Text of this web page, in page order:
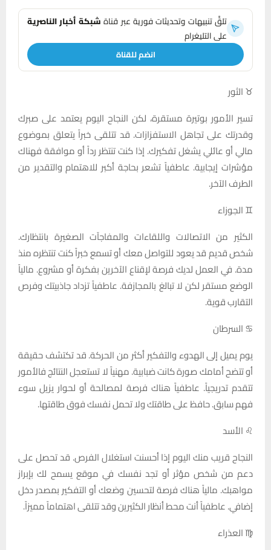
تلقَّ تنبيهات وتحديثات فورية عبر قناةشبكة أخبار الناصرية
على التليغرام
انضم للقناة
♉ الثور
تسير الأمور بوتيرة مستقرة، لكن النجاح اليوم يعتمد على صبرك
وقدرتك على تجاهل الاستفزازات. قد تتلقى خبراً يتعلق بموضوع
مالي أو عائلي يشغل تفكيرك. إذا كنت تنتظر رداً أو موافقة فهناك
مؤشرات إيجابية. عاطفياً تشعر بحاجة أكبر للاهتمام والتقدير من
الطرف الآخر.
♊ الجوزاء
الكثير من الاتصالات واللقاءات والمفاجآت الصغيرة بانتظارك.
شخص قديم قد يعود للتواصل معك أو تسمع خبراً كنت تنتظره منذ
مدة. في العمل لديك فرصة لإقناع الآخرين بفكرة أو مشروع. مالياً
الوضع مستقر لكن لا تبالغ بالمجازفة. عاطفياً تزداد جاذبيتك وفرص
التقارب قوية.
♋ السرطان
يوم يميل إلى الهدوء والتفكير أكثر من الحركة. قد تكتشف حقيقة
أو تتضح أمامك صورة كانت ضبابية. مهنياً لا تستعجل النتائج فالأمور
تتقدم تدريجياً. عاطفياً هناك فرصة لمصالحة أو لحوار يزيل سوء
فهم سابق. حافظ على طاقتك ولا تحمل نفسك فوق طاقتها.
♌ الأسد
النجاح قريب منك اليوم إذا أحسنت استغلال الفرص. قد تحصل على
دعم من شخص مؤثر أو تجد نفسك في موقع يسمح لك بإبراز
مواهبك. مالياً هناك فرصة لتحسين وضعك أو التفكير بمصدر دخل
إضافي. عاطفياً أنت محط أنظار الكثيرين وقد تتلقى اهتماماً مميزاً.
♍ العذراء